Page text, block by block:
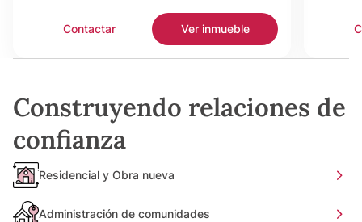
Contactar Ver inmueble
Construyendo relaciones de
confianza
Residencial y Obra nueva
Administración de comunidades